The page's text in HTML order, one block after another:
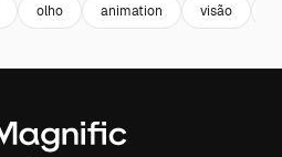
olho animation visão